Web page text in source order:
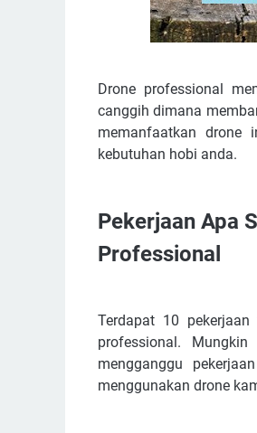
Drone professional
canggih dimana
memanfaatkan drone
kebutuhan hobi anda.
Pekerjaan Apa
Professional
Terdapat 10
professional.
mengganggu
menggunakan drone